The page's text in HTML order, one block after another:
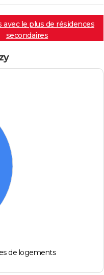
avec le plus de résidences
secondaires
de logements